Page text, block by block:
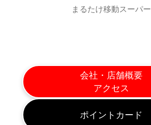
まるたけ移動スーパー
会社・店舗概要
アクセス
ポイントカード